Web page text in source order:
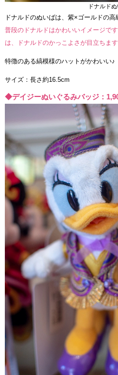
ドナルド
ドナルドのぬいばは、紫×ゴールドの高
普段のドナルドはかわいいイメージで
は、ドナルドのかっこよさが目立ちます
特徴のある縞模様のハットがかわいい♪
サイズ：長さ約16.5cm
◆デイジーぬいぐるみバッジ：